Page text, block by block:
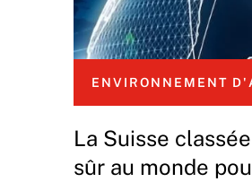
ENVIRONNEMENT
La Suisse
sûr au monde